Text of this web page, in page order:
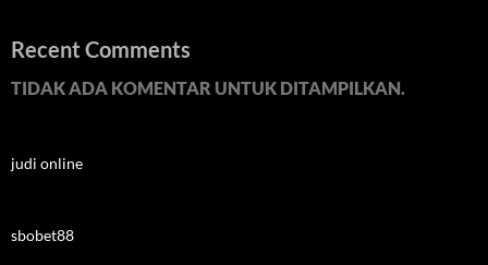
Recent Comments
TIDAK ADA KOMENTAR UNTUK DITAMPILKAN.
judi online
sbobet88